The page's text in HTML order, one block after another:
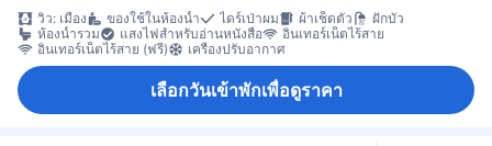
วิว: เมือง
ของใช้ในห้องน้ำ ไดร์เป่าผม ผ้าเช็ดตัว
ฝักบัว
ห้องน้ำรวม
แสงไฟสำหรับอ่านหนังสือ
อินเทอร์เน็ตไร้สาย
อินเทอร์เน็ตไร้สาย (ฟรี)
เครื่องปรับอากาศ
เลือกวันเข้าพักเพื่อดูราคา